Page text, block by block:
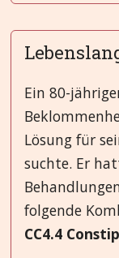
Ein 80-
Lösung für
suchte. Er
folgende
CC4.4